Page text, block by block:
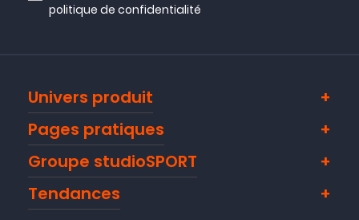
politique de confidentialité
Univers produit
Pages pratiques
Groupe studioSPORT
Tendances